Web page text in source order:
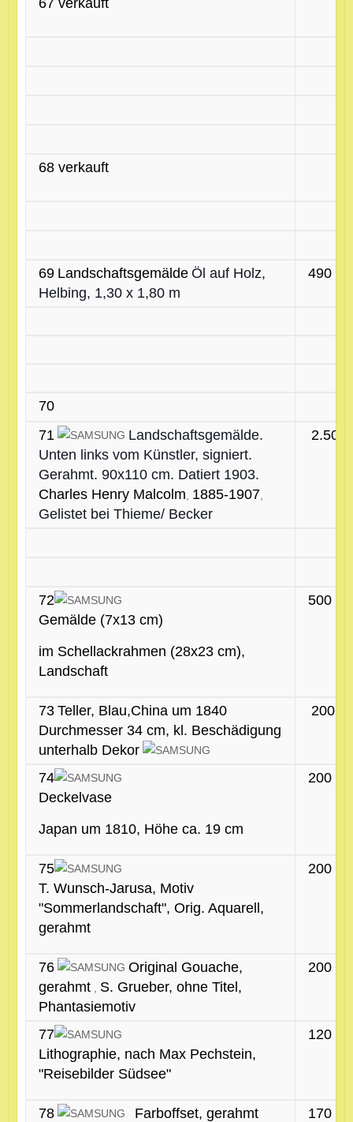
68 verkauft
69 Landschaftsgemälde Öl auf Holz,
Helbing, 1,30 x 1,80 m
490 €
70
71
Landschaftsgemälde.
Unten links vom Künstler, signiert.
Gerahmt. 90x110 cm. Datiert 1903.
Charles Henry Malcolm 1885-1907
Gelistet bei Thieme/ Becker
2.500
72
Gemälde (7x13 cm)
im Schellackrahmen (28x23 cm),
Landschaft
500 €
73 Teller, Blau,China um 1840
Durchmesser 34 cm, kl. Beschädigung
unterhalb Dekor
200 €
74
Deckelvase
Japan um 1810, Höhe ca. 19 cm
200 €
75
T. Wunsch-Jarusa, Motiv
"Sommerlandschaft", Orig. Aquarell,
gerahmt
200 €
76
Original Gouache,
gerahmt
S. Grueber, ohne Titel,
Phantasiemotiv
200 €
77
Lithographie, nach Max Pechstein,
"Reisebilder Südsee"
120 €
78
Farboffset, gerahmt
170 €